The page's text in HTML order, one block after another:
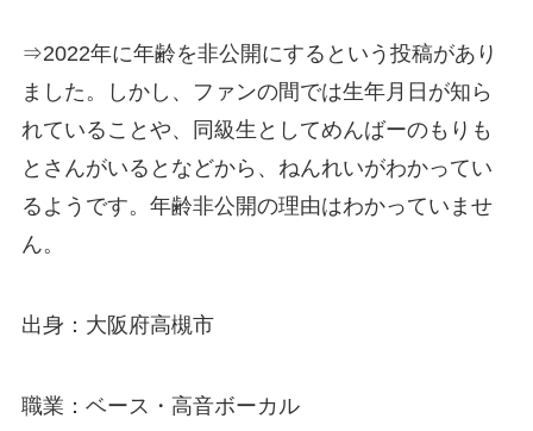
⇒2022年に年齢を非公開にするという投稿があり
ました。しかし、ファンの間では生年月日が知ら
れていることや、同級生としてめんばーのもりも
とさんがいるとなどから、ねんれいがわかってい
るようです。年齢非公開の理由はわかっていませ
ん。
出身：大阪府高槻市
職業：ベース・高音ボーカル